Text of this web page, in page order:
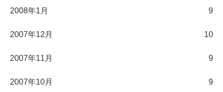
2008年1月 9
2007年12月 10
2007年11月 9
2007年10月 9